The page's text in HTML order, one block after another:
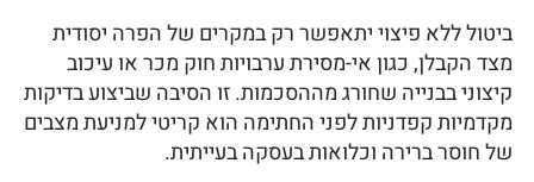
ביטול ללא פיצוי יתאפשר רק במקרים של הפרה יסודית
מצד הקבלן, כגון אי-מסירת ערבויות חוק מכר או עיכוב
קיצוני בבנייה שחורג מההסכמות. זו הסיבה שביצוע בדיקות
מקדמיות קפדניות לפני החתימה הוא קריטי למניעת מצבים
של חוסר ברירה וכלואות בעסקה בעייתית.